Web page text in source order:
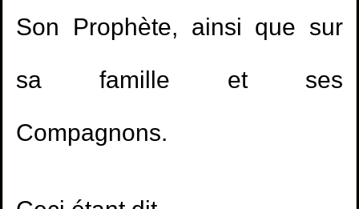
Son Prophète, ainsi que sur
sa famille et ses
Compagnons.